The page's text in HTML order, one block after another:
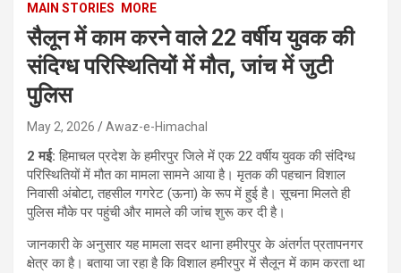
MAIN STORIES MORE
सैलून में काम करने वाले 22 वर्षीय युवक की
संदिग्ध परिस्थितियों में मौत, जांच में जुटी
पुलिस
May 2, 2026 Awaz-e-Himachal
2 मई:हिमाचल प्रदेश के हमीरपुर जिले में एक 22 वर्षीय युवक की संदिग्ध
परिस्थितियों में मौत का मामला सामने आया है। मृतक की पहचान विशाल
निवासी अंबोटा, तहसील गगरेट (ऊना) के रूप में हुई है। सूचना मिलते ही
पुलिस मौके पर पहुंची और मामले की जांच शुरू कर दी है।
जानकारी के अनुसार यह मामला सदर थाना हमीरपुर के अंतर्गत प्रतापनगर
क्षेत्र का है। बताया जा रहा है कि विशाल हमीरपुर में सैलून में काम करता था